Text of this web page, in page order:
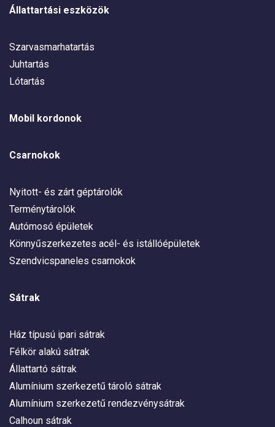
Állattartási eszközök
Szarvasmarhatartás
Juhtartás
Lótartás
Mobil kordonok
Csarnokok
Nyitott- és zárt géptárolók
Terménytárolók
Autómosó épületek
Könnyűszerkezetes acél- és istállóépületek
Szendvicspaneles csarnokok
Sátrak
Ház típusú ipari sátrak
Félkör alakú sátrak
Állattartó sátrak
Alumínium szerkezetű tároló sátrak
Alumínium szerkezetű rendezvénysátrak
Calhoun sátrak